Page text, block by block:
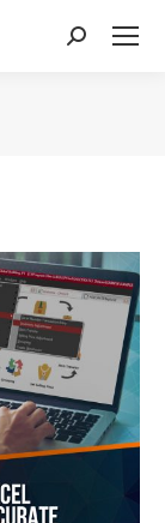
Search: